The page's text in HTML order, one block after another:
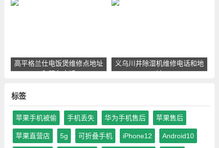
高平格兰仕电饭煲维修点地址
和服务电话
义乌川井除湿机维修电话和地
址
标签
苹果手机被偷 手机丢失 华为手机售后 苹果售后
苹果直营店 5g 可折叠手机 iPhone12 Android10